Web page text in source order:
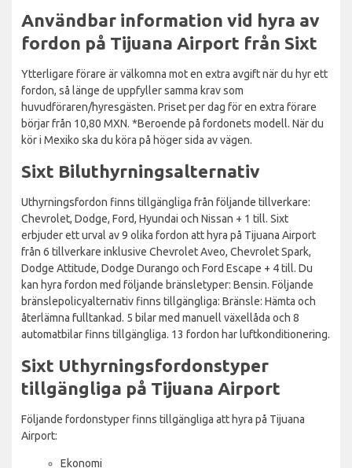
Användbar information vid hyra av
fordon på Tijuana Airport från Sixt
Ytterligare förare är välkomna mot en extra avgift när du hyr ett
fordon, så länge de uppfyller samma krav som
huvudföraren/hyresgästen. Priset per dag för en extra förare
börjar från 10,80 MXN. *Beroende på fordonets modell. När du
kör i Mexiko ska du köra på höger sida av vägen.
Sixt Biluthyrningsalternativ
Uthyrningsfordon finns tillgängliga från följande tillverkare:
Chevrolet, Dodge, Ford, Hyundai och Nissan + 1 till. Sixt
erbjuder ett urval av 9 olika fordon att hyra på Tijuana Airport
från 6 tillverkare inklusive Chevrolet Aveo, Chevrolet Spark,
Dodge Attitude, Dodge Durango och Ford Escape + 4 till. Du
kan hyra fordon med följande bränsletyper: Bensin. Följande
bränslepolicyalternativ finns tillgängliga: Bränsle: Hämta och
återlämna fulltankad. 5 bilar med manuell växellåda och 8
automatbilar finns tillgängliga. 13 fordon har luftkonditionering.
Sixt Uthyrningsfordonstyper
tillgängliga på Tijuana Airport
Följande fordonstyper finns tillgängliga att hyra på Tijuana
Airport:
Ekonomi